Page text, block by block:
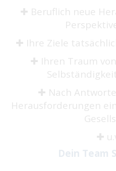
✚ Beruflich neue
✚ Ihre Ziele
✚ Ihren Traum
✚ Nach
Herausforderungen
✚
Dein Team